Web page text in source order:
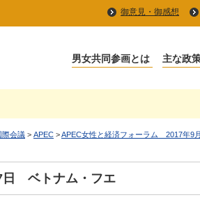
御意見・御感想
際会議 > APEC >APEC女性と経済フォーラム 2017年9
日 ベトナム・フエ